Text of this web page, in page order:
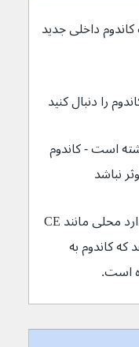
داخلی جدید
است - کاندوم
نباشد
- این علامت نشان می‌دهد که کاندوم به
است.